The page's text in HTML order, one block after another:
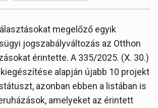
megelőző egyik
jogszabályváltozás az Otthon
érintette. A 335/2025. (X. 30.)
alapján újabb 10 projekt
azonban ebben a listában is
amelyeket az érintett